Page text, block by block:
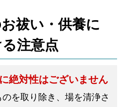
祓い・供養に
注意点
絶対性はございません
を取り除き、場を清浄さ